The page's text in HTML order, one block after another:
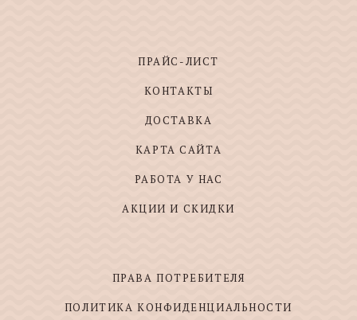
ПРАЙС-ЛИСТ
КОНТАКТЫ
ДОСТАВКА
КАРТА САЙТА
РАБОТА У НАС
АКЦИИ И СКИДКИ
ПРАВА ПОТРЕБИТЕЛЯ
ПОЛИТИКА КОНФИДЕНЦИАЛЬНОСТИ